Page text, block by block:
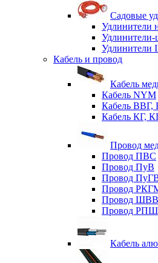
Садовые
Удлинители
Удлинители
Кабель и провод
Кабель
Кабель NYM
Кабель ВВГ,
Кабель КГ,
Провод
Провод ПВС
Провод ПуВ
Провод
Провод
Провод
Провод РПШ
Кабель